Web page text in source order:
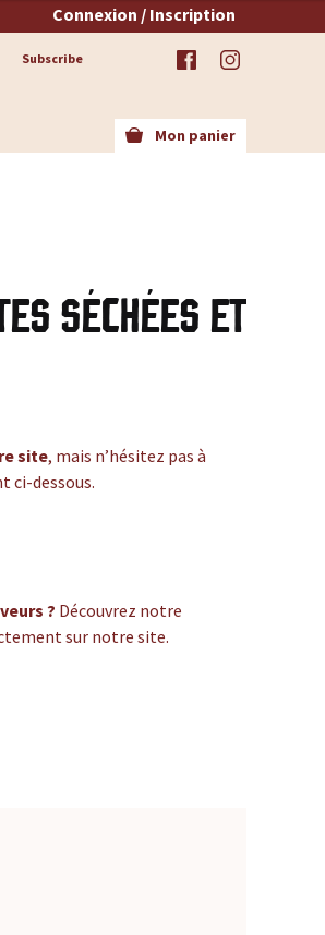
Connexion / Inscription
Mon panier
Subscribe
Séchées et
site, mais n’hésitez pas à
ci-dessous.
? Découvrez notre
sur notre site.